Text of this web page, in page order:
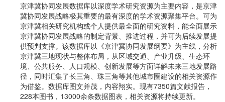
京津冀协同发展数据库以深度学术研究资源为主要内容，是京津
冀协同发展战略极其重要的最有深度的学术资源聚集平台。可为
京津冀相关研究机构或个人提供最全面的研究资料，能全面展示
京津冀协同发展战略的制定背景、推进过程，并可为后续发展提
供预判支撑。该数据库以《京津冀协同发展纲要》为主线，分析
京津冀三地现状与整体布局，从区域交通、产业升级、生态环
境、公共服务、人口规模、创新发展等方面详解未来三地发展路
径，同时汇集了长三角、珠三角等其他城市圈建设的相关资源作
为借鉴。数据库图文并茂，内容翔实。现有7350篇文献报告，
228本图书，13000余条数据图表，相关资源将持续更新。